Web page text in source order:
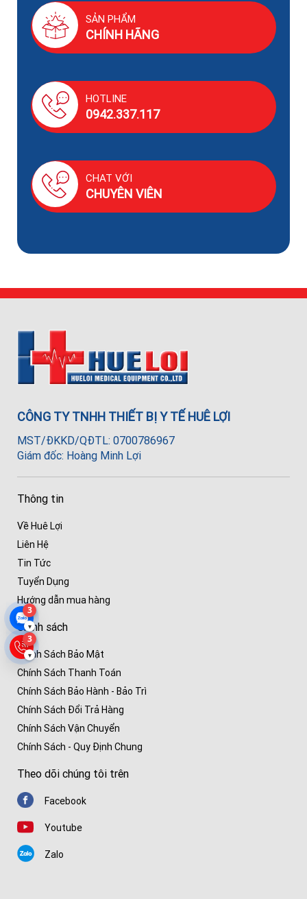
SẢN PHẨM
CHÍNH HÃNG
HOTLINE
0942.337.117
CHAT VỚI
CHUYÊN VIÊN
3
▾
3
▾
CÔNG TY TNHH THIẾT BỊ Y TẾ HUÊ LỢI
MST/ĐKKD/QĐTL: 0700786967
Giám đốc: Hoàng Minh Lợi
Thông tin
Về Huê Lợi
Liên Hệ
Tin Tức
Tuyển Dụng
Hướng dẫn mua hàng
Chính sách
Chính Sách Bảo Mật
Chính Sách Thanh Toán
Chính Sách Bảo Hành - Bảo Trì
Chính Sách Đổi Trả Hàng
Chính Sách Vận Chuyển
Chính Sách - Quy Định Chung
Theo dõi chúng tôi trên
Facebook
Youtube
Zalo